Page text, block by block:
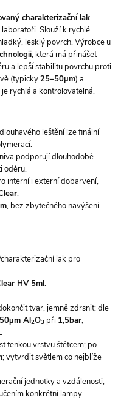
charakterizační lak
Slouží k rychlé
lesklý povrch. Výrobce u
, která má přinášet
a lepší stabilitu povrchu proti
(typicky25–50µm) a
rychlá a kontrolovatelná.
leštění lze finální
podporují dlouhodobě
oděru.
interní i externí dobarvení,
.
, bez zbytečného navýšení
lak pro
HV 5ml.
tvar, jemně zdrsnit; dle
Al2O3 při 1,5bar,
tenkou vrstvu štětcem; po
; vytvrdit světlem co nejblíže
jednotky a vzdálenosti;
konkrétní lampy.